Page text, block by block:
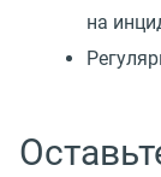
на